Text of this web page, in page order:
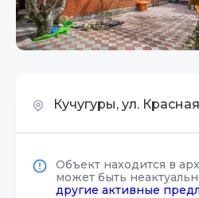
Кучугуры, ул.
Объект находится в
может быть
другие активные